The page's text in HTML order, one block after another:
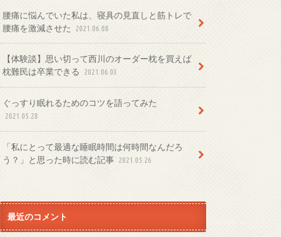
腰痛に悩んでいた私は、寝具の見直しと筋トレで
腰痛を激減させた
2021.06.08
【体験談】思い切って西川のオーダー枕を買えば
枕難民は卒業できる
2021.06.03
ぐっすり眠れるためのコツを語ってみた
2021.05.28
「私にとって最適な睡眠時間は何時間なんだろ
う？」と思った時に読む記事 2021.05.26
最近のコメント